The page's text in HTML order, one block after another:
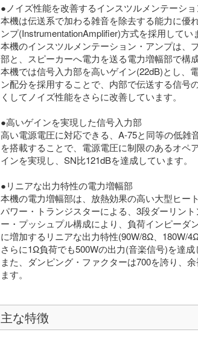
●ノイズ性能を改善するインスツルメンテーシ
本機は伝送系で加わる雑音を除去する能力に優
ンプ(InstrumentationAmplifier)方式を採用してい
本機のインスツルメンテーション・アンプは、
部と、スピーカーへ電力を送る電力増幅部で構成
本機では信号入力部を高いゲイン(22dB)とし、
ン配分を採用することで、内部で伝送する信号
くしてノイズ性能をさらに改善しています。
●高いゲインを実現した信号入力部
高い電源電圧に対応できる、A-75と同等の低雑
を搭載することで、電源電圧に制限のあるオペ
インを実現し、SN比121dBを達成しています。
●リニアな出力特性の電力増幅部
本機の電力増幅部は、放熱効果の高い大型ヒー
パワー・トランジスターによる、3段ダーリン
ー・プッシュプル構成により、負荷インピーダ
に増加するリニアな出力特性(90W/8Ω、180W/
さらに1Ω負荷でも500Wの出力(音楽信号)を達成
また、ダンピング・ファクターは700を誇り、
ます。
主な特徴